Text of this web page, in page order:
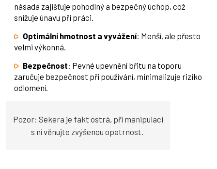
násada zajišťuje pohodlný a bezpečný úchop, což
snižuje únavu při práci.
Optimální hmotnost a vyvážení: Menší, ale přesto
velmi výkonná.
Bezpečnost: Pevné upevnění břitu na toporu
zaručuje bezpečnost při používání, minimalizuje riziko
odlomení.
Pozor: Sekera je fakt ostrá, při manipulaci
s ní věnujte zvýšenou opatrnost.